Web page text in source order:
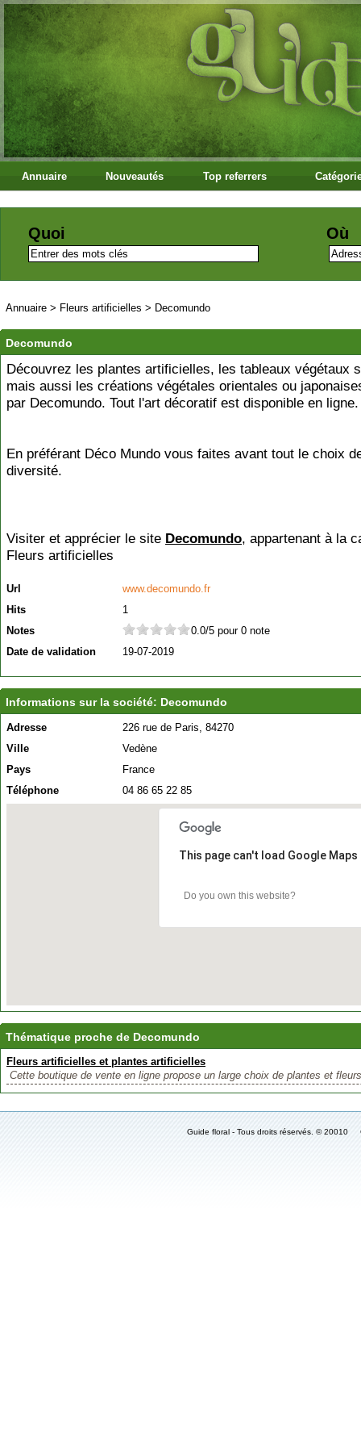
Annuaire Nouveautés Top referrers
Quoi Où
Annuaire > Fleurs artificielles > Decomundo
Decomundo
Découvrez les plantes artificielles, les tableaux végétaux
mais aussi les créations végétales orientales ou
par Decomundo. Tout l'art décoratif est disponible en ligne.
En préférant Déco Mundo vous faites avant tout le choix
diversité.
Visiter et apprécier le site Decomundo, appartenant à la
Fleurs artificielles
Url
www.decomundo.fr
Hits
1
Notes
0.0/5 pour 0 note
Date de validation
19-07-2019
Informations sur la société: Decomundo
Adresse
226 rue de Paris, 84270
Ville
Vedène
Pays
France
Téléphone
04 86 65 22 85
This page can't load Google
Do you own this website?
Thématique proche de Decomundo
Fleurs artificielles et plantes artificielles
Cette boutique de vente en ligne propose un large choix de plantes et
Guide floral - Tous droits réservés. ©